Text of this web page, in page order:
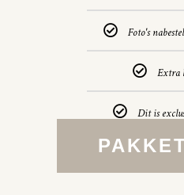
Foto's
Extra
Dit is